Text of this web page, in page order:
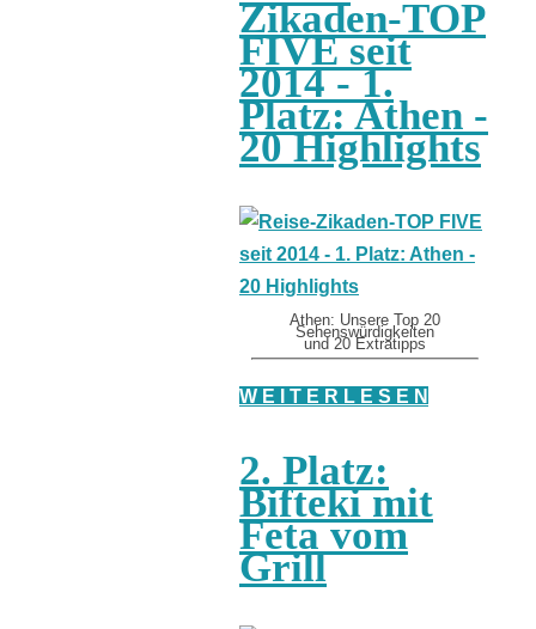
Zikaden-TOP
FIVE seit
2014 - 1.
Platz: Athen -
20 Highlights
Athen: Unsere Top 20
Sehenswürdigkeiten
und 20 Extratipps
W E I T E R L E S E N
2. Platz:
Bifteki mit
Feta vom
Grill